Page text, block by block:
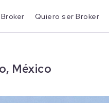
Quiero ser Broker
México